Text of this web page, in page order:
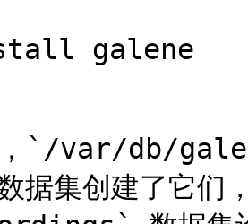
galene
，`/var/db/
据集创建了它们